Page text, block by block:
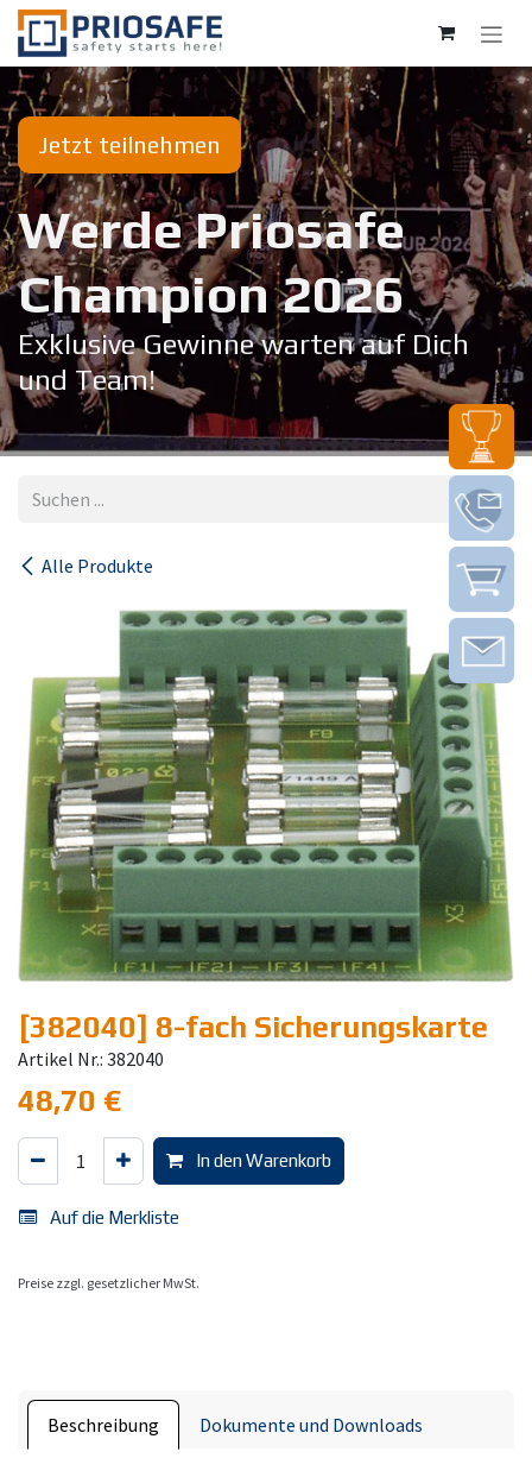
Zum Inhalt springen
Jetzt teilnehmen
Werde Priosafe
Champion 20​26
Exklusive Gewinne warten auf Dich
und Team!
Alle Produkte
[382040] 8-fach Sicherungskarte
Artikel Nr.: 382040
48,70 €
In den Warenkorb
Auf die Merkliste
Preise zzgl. gesetzlicher MwSt.
Beschreibung Dokumente und Downloads